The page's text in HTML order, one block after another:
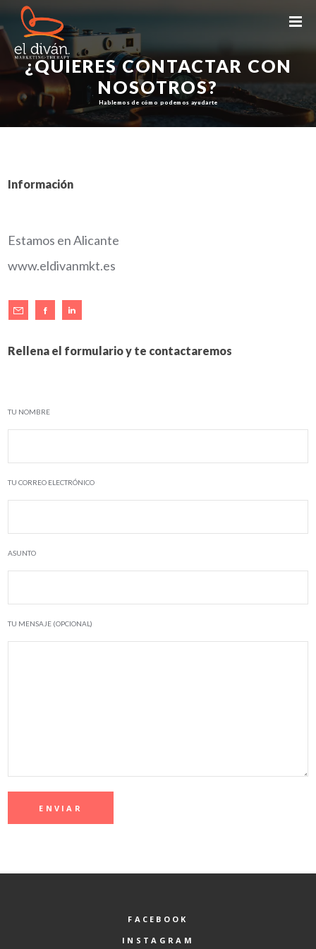
¿QUIERES CONTACTAR CON
NOSOTROS?
Hablemos de cómo podemos ayudarte
Información
Estamos en Alicante
www.eldivanmkt.es
Rellena el formulario y te contactaremos
TU NOMBRE
TU CORREO ELECTRÓNICO
ASUNTO
TU MENSAJE (OPCIONAL)
FACEBOOK
INSTAGRAM